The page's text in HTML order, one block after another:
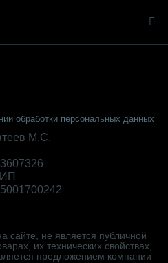
обработки персональных данных
М.С.
сайте, не является публичной
их технических свойствах,
предложением компании